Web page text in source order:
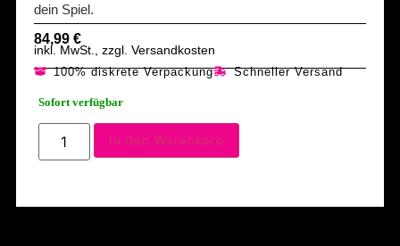
dein Spiel.
84,99 €
inkl. MwSt., zzgl. Versandkosten
100% diskrete Verpackung Schneller Versand
Sofort verfügbar
In den Warenkorb